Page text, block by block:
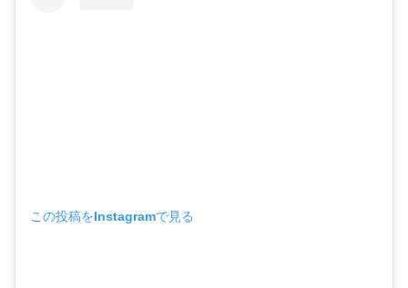
この投稿をInstagramで見る